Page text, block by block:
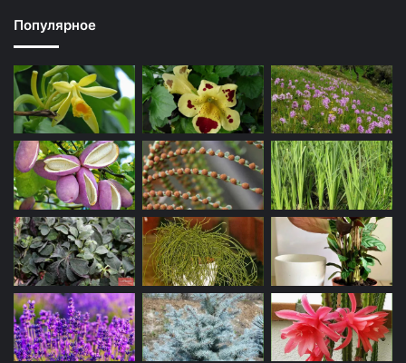
Популярное